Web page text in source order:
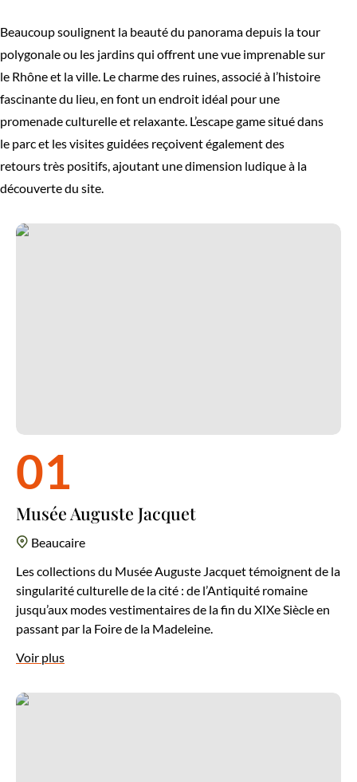
Beaucoup soulignent la beauté du panorama depuis la tour
polygonale ou les jardins qui offrent une vue imprenable sur
le Rhône et la ville. Le charme des ruines, associé à l’histoire
fascinante du lieu, en font un endroit idéal pour une
promenade culturelle et relaxante. L’escape game situé dans
le parc et les visites guidées reçoivent également des
retours très positifs, ajoutant une dimension ludique à la
découverte du site.
01
Musée Auguste Jacquet
Beaucaire
Les collections du Musée Auguste Jacquet témoignent de la
singularité culturelle de la cité : de l’Antiquité romaine
jusqu’aux modes vestimentaires de la fin du XIXe Siècle en
passant par la Foire de la Madeleine.
Voir plus
Musée Auguste Jacquet
Visite guidée à l’assaut de la Forteresse Médiévale